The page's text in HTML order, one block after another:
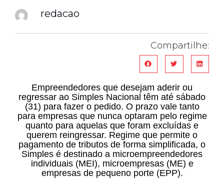
redacao
Compartilhe:
Empreendedores que desejam aderir ou
regressar ao Simples Nacional têm até sábado
(31) para fazer o pedido. O prazo vale tanto
para empresas que nunca optaram pelo regime
quanto para aquelas que foram excluídas e
querem reingressar. Regime que permite o
pagamento de tributos de forma simplificada, o
Simples é destinado a microempreendedores
individuais (MEI), microempresas (ME) e
empresas de pequeno porte (EPP).